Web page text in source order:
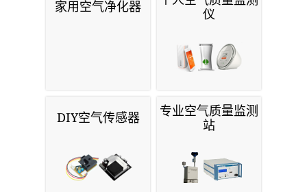
家用空气净化器
仪
DIY空气传感器
专业空气质量监测
站